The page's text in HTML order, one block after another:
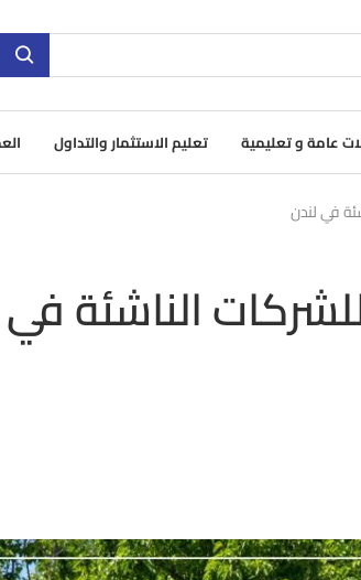
عامة و تعليمية تعليم الاستثمار والتداول
في لندن
الناشئة في